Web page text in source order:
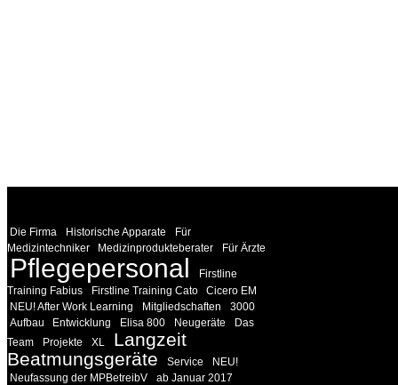
Die Firma Historische Apparate
Für
Medizintechniker
Medizinprodukteberater Für Ärzte
Pflegepersonal
Firstline
Training Fabius
Firstline Training Cato
Cicero EM
NEU! After Work Learning
Mitgliedschaften
3000
Aufbau
Entwicklung Elisa 800 Neugeräte
Das
Team
Projekte XL
Langzeit
Beatmungsgeräte
Service
NEU!
Neufassung der MPBetreibV
ab Januar 2017